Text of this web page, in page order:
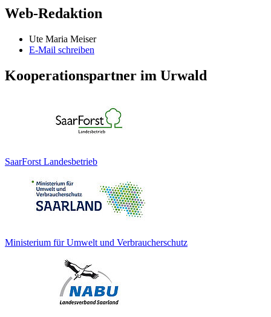
Web-Redaktion
Ute Maria Meiser
E-Mail schreiben
Kooperationspartner im Urwald
SaarForst Landesbetrieb
Ministerium für Umwelt und Verbraucherschutz